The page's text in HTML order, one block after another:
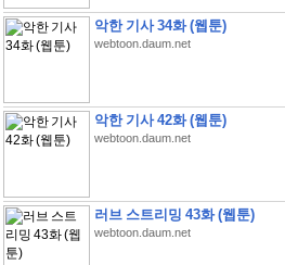
악한 기사 34화 (웹툰)
webtoon.daum.net
악한 기사 42화 (웹툰)
webtoon.daum.net
러브 스트리밍 43화 (웹툰)
webtoon.daum.net